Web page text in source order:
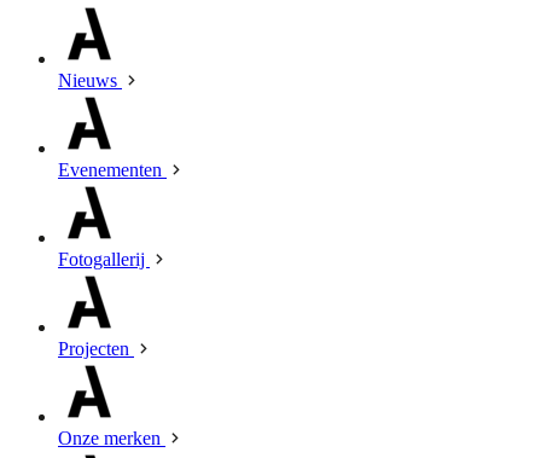
Nieuws
Evenementen
Fotogallerij
Projecten
Onze merken